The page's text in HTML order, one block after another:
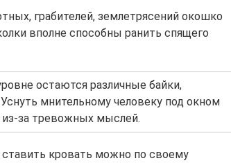
грабителей, землетрясений окошко
вполне способны ранить спящего
остаются различные байки,
мнительному человеку под окном
из-за тревожных мыслей.
кровать можно по своему